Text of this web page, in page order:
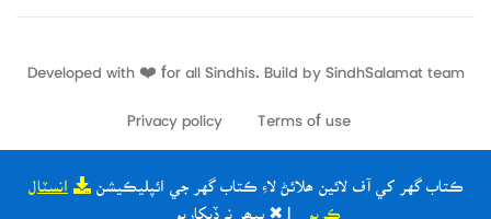
ڪتاب گهر کي آف لائين ھلائڻ لاءِ ڪتاب گهر جي ائپليڪيشن انسٽال
| ✖ ٻيھر نہ ڏيکاريو
Developed with ❤️ for all Sindhis. Build by SindhSalamat
Terms of use
Privacy policy